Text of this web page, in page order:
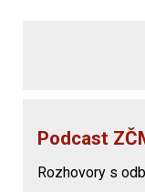
Podcast
Rozhovory s